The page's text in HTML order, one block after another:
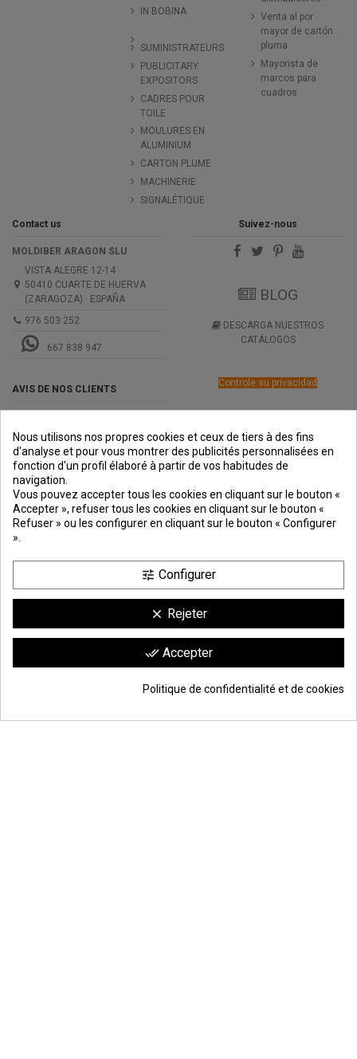
achat aumètre linéaire– minimum de commande :12 mètres(livré en barres de 3 m)
Ajouter au panier *130,20 €
IN BOBINA
SUMINISTRATEURS
PUBLICITARY
EXPOSITORS
CADRES POUR
TOILE
MOULURES EN
ALUMINIUM
CARTON PLUME
MACHINERIE
SIGNALÉTIQUE
Venta al por
mayor de cartón
pluma
Mayorista de
marcos para
cuadros
Contact us
MOLDIBER ARAGON SLU
VISTA ALEGRE 12-14
50410 CUARTE DE HUERVA
(ZARAGOZA) · ESPAÑA
976 503 252
667 838 947
AVIS DE NOS CLIENTS
Suivez-nous
BLOG
DESCARGA NUESTROS
CATÁLOGOS
Controle su privacidad
PREMIOS
DE PAGO
SEGURO
clic aquí para mostrar el certificado
Nous utilisons nos propres cookies et ceux de tiers à des fins
d'analyse et pour vous montrer des publicités personnalisées en
fonction d'un profil élaboré à partir de vos habitudes de
navigation.
Vous pouvez accepter tous les cookies en cliquant sur le bouton «
Accepter », refuser tous les cookies en cliquant sur le bouton «
Refuser » ou les configurer en cliquant sur le bouton « Configurer
».
tune Configurer
clear Rejeter
done_all Accepter
Politique de confidentialité et de cookies
9.6